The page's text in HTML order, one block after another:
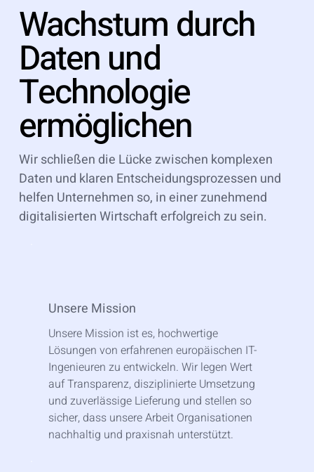
Wachstum durch
Daten und
Technologie
ermöglichen
Wir schließen die Lücke zwischen komplexen
Daten und klaren Entscheidungsprozessen und
helfen Unternehmen so, in einer zunehmend
digitalisierten Wirtschaft erfolgreich zu sein.
Unsere Mission
Unsere Mission ist es, hochwertige
Lösungen von erfahrenen europäischen IT-
Ingenieuren zu entwickeln. Wir legen Wert
auf Transparenz, disziplinierte Umsetzung
und zuverlässige Lieferung und stellen so
sicher, dass unsere Arbeit Organisationen
nachhaltig und praxisnah unterstützt.